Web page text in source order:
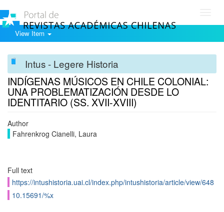
View Item
Intus - Legere Historia
INDÍGENAS MÚSICOS EN CHILE COLONIAL:
UNA PROBLEMATIZACIÓN DESDE LO
IDENTITARIO (SS. XVII-XVIII)
Author
Fahrenkrog Cianelli, Laura
Full text
https://intushistoria.uai.cl/index.php/intushistoria/article/view/648
10.15691/%x